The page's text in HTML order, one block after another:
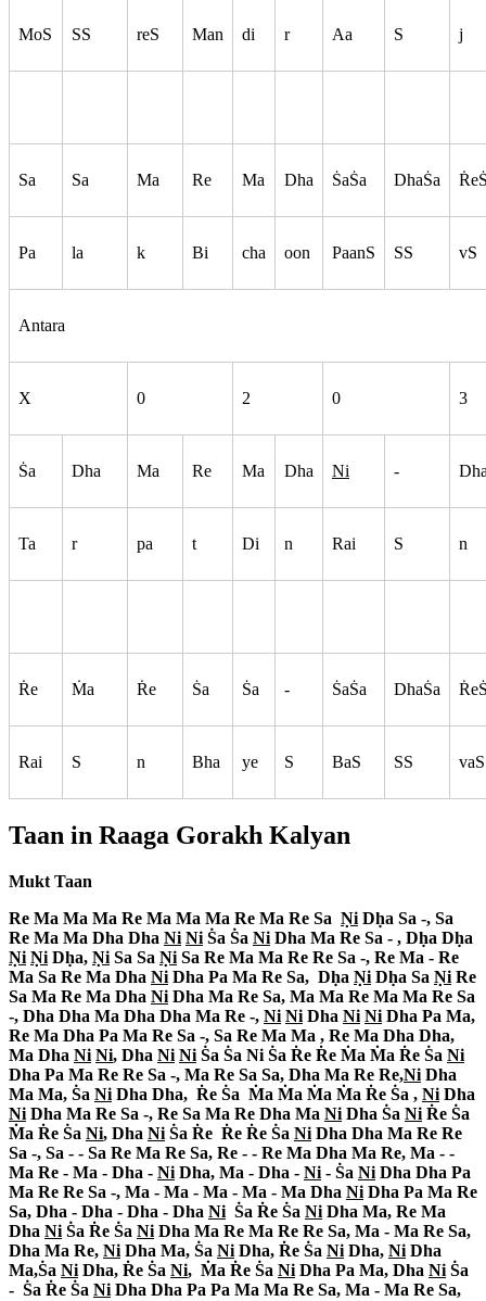
MoS SS reS Man di r Aa S j
Sa Sa Ma Re Ma Dha SaSa DhaSa R
Pa la k Bi cha oon PaanS SS vS
Antara
X 0 2 0 3
Sa Dha Ma Re Ma Dha Ni -
Ta r pa t Di n Rai S n
Re Ma Re Sa Sa - SaSa DhaSa R
Rai S n Bha ye S BaS SS vaS
Taan in Raaga Gorakh Kalyan
Mukt Taan
Re Ma Ma Ma Re Ma Ma Ma Re Ma Re Sa Ni Dha Sa -, Sa
Re Ma Ma Dha Dha Ni Ni Sa Sa Ni Dha Ma Re Sa - , Dha Dha
Ni Ni Dha, Ni Sa Sa Ni Sa Re Ma Ma Re Re Sa -, Re Ma - Re
Ma Sa Re Ma Dha Ni Dha Pa Ma Re Sa, Dha Ni Dha Sa Ni Re
Sa Ma Re Ma Dha Ni Dha Ma Re Sa, Ma Ma Re Ma Ma Re Sa
-, Dha Dha Ma Dha Dha Ma Re -, Ni Ni Dha Ni Ni Dha Pa Ma,
Re Ma Dha Pa Ma Re Sa -, Sa Re Ma Ma , Re Ma Dha Dha,
Ma Dha Ni Ni, Dha Ni Ni Sa Sa Ni Sa Re Re Ma Ma Re Sa Ni
Dha Pa Ma Re Re Sa -, Ma Re Sa Sa, Dha Ma Re Re,Ni Dha
Ma Ma, Sa Ni Dha Dha, Re Sa Ma Ma Ma Ma Re Sa , Ni Dha
Ni Dha Ma Re Sa -, Re Sa Ma Re Dha Ma Ni Dha Sa Ni Re Sa
Ma Re Sa Ni, Dha Ni Sa Re Re Re Sa Ni Dha Dha Ma Re Re
Sa -, Sa - - Sa Re Ma Re Sa, Re - - Re Ma Dha Ma Re, Ma - -
Ma Re - Ma - Dha - Ni Dha, Ma - Dha - Ni - Sa Ni Dha Dha Pa
Ma Re Re Sa -, Ma - Ma - Ma - Ma - Ma Dha Ni Dha Pa Ma Re
Sa, Dha - Dha - Dha - Dha Ni Sa Re Sa Ni Dha Ma, Re Ma
Dha Ni Sa Re Sa Ni Dha Ma Re Ma Re Re Sa, Ma - Ma Re Sa,
Dha Ma Re, Ni Dha Ma, Sa Ni Dha, Re Sa Ni Dha, Ni Dha
Ma,Sa Ni Dha, Re Sa Ni, Ma Re Sa Ni Dha Pa Ma, Dha Ni Sa
- Sa Re Sa Ni Dha Dha Pa Pa Ma Ma Re Sa, Ma - Ma Re Sa,